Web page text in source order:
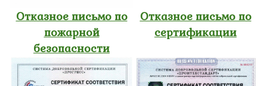
Отказное письмо по
пожарной
безопасности
Отказное письмо по
сертификации